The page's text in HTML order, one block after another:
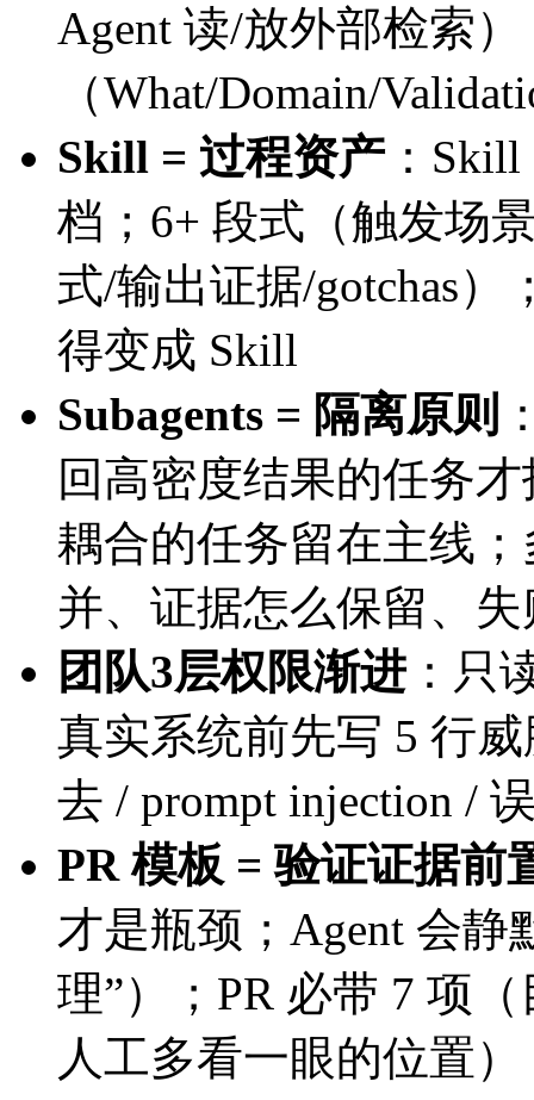
Agent 读/放外部检索
（What/Domain/
Skill = 过程资产：Skill
档；6+ 段式（触发场
式/输出证据/gotchas
得变成 Skill
Subagents = 隔离原则
回高密度结果的任务
耦合的任务留在主线
并、证据怎么保留、
团队3层权限渐进：只
真实系统前先写 5 行
去 / prompt injection /
PR 模板 = 验证证据前
才是瓶颈；Agent 会静
理”）；PR 必带 7 项
人工多看一眼的位置）